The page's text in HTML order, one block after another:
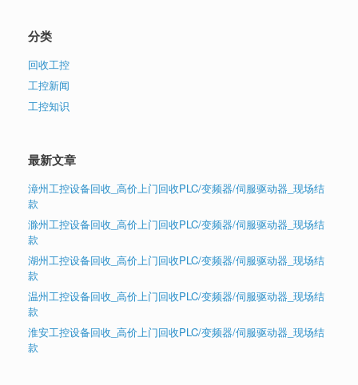
分类
回收工控
工控新闻
工控知识
最新文章
漳州工控设备回收_高价上门回收PLC/变频器/伺服驱动器_现场结
款
滁州工控设备回收_高价上门回收PLC/变频器/伺服驱动器_现场结
款
湖州工控设备回收_高价上门回收PLC/变频器/伺服驱动器_现场结
款
温州工控设备回收_高价上门回收PLC/变频器/伺服驱动器_现场结
款
淮安工控设备回收_高价上门回收PLC/变频器/伺服驱动器_现场结
款